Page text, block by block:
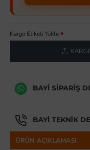
Kargo Etiketi Yükle
BAYI SIPARIŞ
BAYI TEKNIK
ÜRÜN AÇIKLAMASI